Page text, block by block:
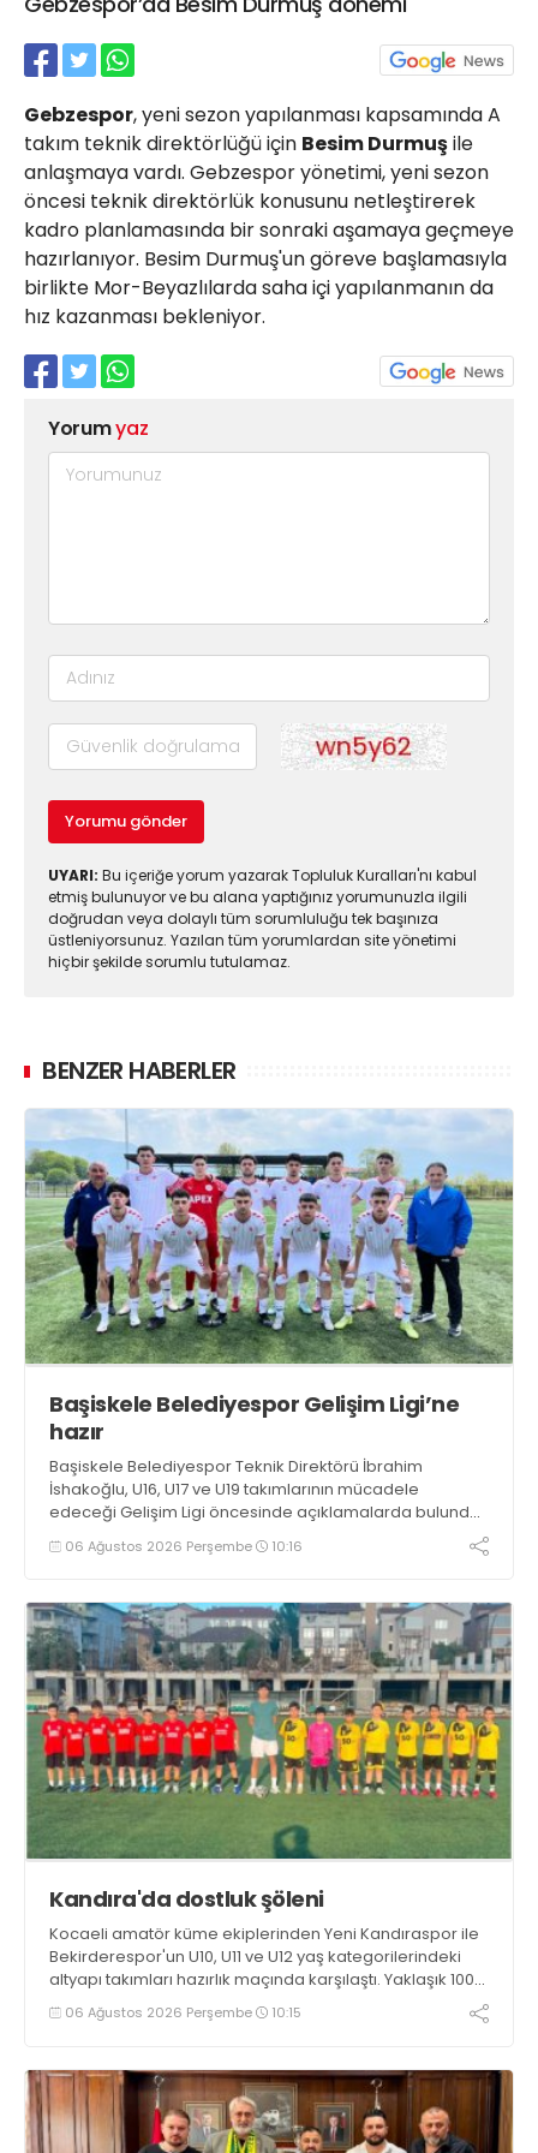
Gebzespor, yeni sezon yapılanması kapsamında A
takım teknik direktörlüğü için Besim Durmuşile
anlaşmaya vardı. Gebzespor yönetimi, yeni sezon
öncesi teknik direktörlük konusunu netleştirerek
kadro planlamasında bir sonraki aşamaya geçmeye
hazırlanıyor. Besim Durmuş'un göreve başlamasıyla
birlikte Mor-Beyazlılarda saha içi yapılanmanın da
hız kazanması bekleniyor.
Yorumyaz
Yorumu gönder
UYARI: Bu içeriğe yorum yazarak Topluluk Kuralları'nı kabul
etmiş bulunuyor ve bu alana yaptığınız yorumunuzla ilgili
doğrudan veya dolaylı tüm sorumluluğu tek başınıza
üstleniyorsunuz. Yazılan tüm yorumlardan site yönetimi
hiçbir şekilde sorumlu tutulamaz.
BENZER HABERLER
Başiskele Belediyespor Gelişim Ligi’ne
hazır
Başiskele Belediyespor Teknik Direktörü İbrahim
İshakoğlu, U16, U17 ve U19 takımlarının mücadele
edeceği Gelişim Ligi öncesinde açıklamalarda bulundu.
Genç oyuncuların gelişimine dikkat çeken İshakoğlu,
hedeflerinin sadece sonuç almak değil, Türk futboluna
06 Ağustos 2026 Perşembe 10:16
Kandıra'da dostluk şöleni
Kocaeli amatör küme ekiplerinden Yeni Kandıraspor ile
Bekirderespor'un U10, U11 ve U12 yaş kategorilerindeki
altyapı takımları hazırlık maçında karşılaştı. Yaklaşık 100
genç futbolcunun ter döktüğü maçların ardından
sporculara Kandıra'nın yöresel lezzeti mancarlı pide ve
06 Ağustos 2026 Perşembe 10:15
21 Gölcük
02624132333